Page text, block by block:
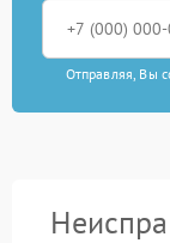
Отправляя, Вы